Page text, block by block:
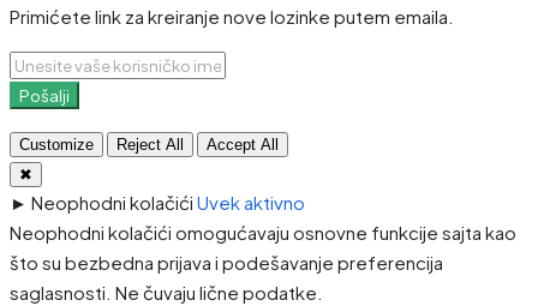
Primićete link za kreiranje nove lozinke putem emaila.
Pošalji
Customize Reject All
Accept All
✖
► Neophodni kolačići Uvek aktivno
Neophodni kolačići omogućavaju osnovne funkcije sajta kao
što su bezbedna prijava i podešavanje preferencija
saglasnosti. Ne čuvaju lične podatke.